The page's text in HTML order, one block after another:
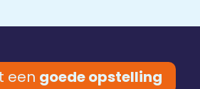
een goede opstelling